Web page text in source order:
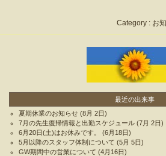
Category : お
最近の出来事
夏期休業のお知らせ (8月 2日)
7月の先生復帰情報と出勤スケジュール (7月 2日)
6月20日(土)はお休みです。
(6月18日)
5月以降のスタッフ体制について (5月 5日)
GW期間中の営業について (4月16日)